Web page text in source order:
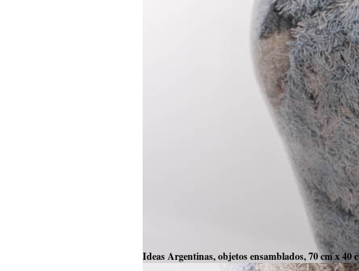
Ideas Argentinas, objetos ensamblados, 70 cm x 40